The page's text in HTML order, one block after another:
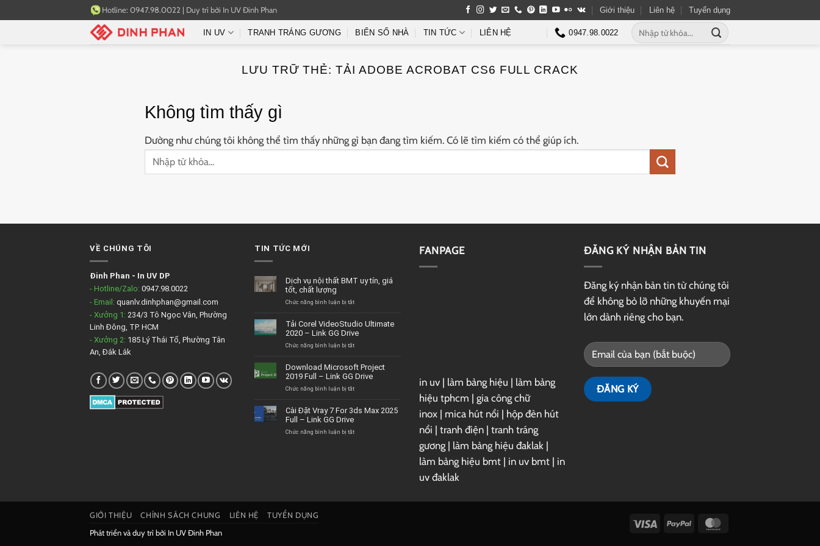
qua
Hotline: 0947.98.0022 | Duy trì bởi In UV Đinh Phan Giới thiệu Liên hệ Tuyển dụng
IN UV TRANH TRÁNG GƯƠNG BIỂN SỐ NHÀ TIN TỨC LIÊN HỆ 0947.98.0022
Tìm
kiếm:
LƯU TRỮ THẺ:TẢI ADOBE ACROBAT CS6 FULL CRACK
Không tìm thấy gì
Dường như chúng tôi không thể tìm thấy những gì bạn đang tìm kiếm. Có lẽ tìm kiếm có thể giúp ích.
VỀ CHÚNG TÔI
Đinh Phan - In UV DP
- Hotline/Zalo: 0947.98.0022
- Email: quanlv.dinhphan@gmail.com
- Xưởng 1: 234/3 Tô Ngọc Vân, Phường
Linh Đông, TP. HCM
- Xưởng 2: 185 Lý Thái Tổ, Phường Tân
An, Đắk Lắk
TIN TỨC MỚI
Dịch vụ nội thất BMT uy tín, giá
tốt, chất lượng
Chức năng bình luận bị tắtở
nội
thất
BMT
giá
tốt,
chất
Tải Corel VideoStudio Ultimate
2020 – Link GG Drive
Chức năng bình luận bị tắtở
VideoStudio
Ultimate
2020
GG
Download Microsoft Project
2019 Full – Link GG Drive
Chức năng bình luận bị tắtở
Project
Full
Cài Đặt Vray 7 For 3ds Max 2025
Full – Link GG Drive
Chức năng bình luận bị tắtở
FANPAGE
in uv | làm bảng hiệu | làm bảng
hiệu tphcm | gia công chữ
inox | mica hút nổi | hộp đèn hút
nổi | tranh điện | tranh tráng
gương | làm bảng hiệu đaklak |
làm bảng hiệu bmt | in uv bmt | in
uv đaklak
ĐĂNG KÝ NHẬN BẢN TIN
Đăng ký nhận bản tin từ chúng tôi
để không bỏ lỡ những khuyến mại
lớn dành riêng cho bạn.
Visa PayPal
GIỚI THIỆU CHÍNH SÁCH CHUNG LIÊN HỆ TUYỂN DỤNG
Phát triển và duy trì bởi In UV Đinh Phan